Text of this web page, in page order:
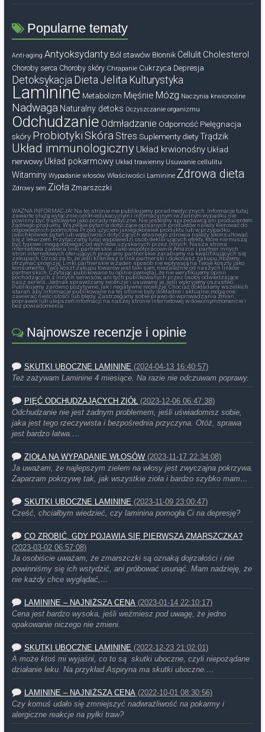
Popularne tematy
Anti-aging Antyoksydanty Ból stawów Błonnik Cellulit Cholesterol
Choroby serca Choroby skóry Chrapanie Cukrzyca Depresja
Detoksykacja Dieta Jelita Kulturystyka
Laminine Metabolizm Mięśnie Mózg Naczynia krwionośne
Nadwaga Naturalny detoks Oczyszczanie organizmu
Odchudzanie Odmładzanie Odporność Pielęgnacja
skóry Probiotyki Skóra Stres Suplementy diety Trądzik
Układ immunologiczny Układ krwionośny Układ
nerwowy Układ pokarmowy Układ trawienny Usuwanie cellulitu
Witaminy Wypadanie włosów Właściwości Laminine Zdrowa dieta
Zdrowy sen Zioła Zmarszczki
WAŻNA INFORMACJA! Na tej stronie nie publikujemy porad medycznych. Informacje tutaj
zawarte służą wyłącznie celom edukacyjnym i informacyjnym iw żadnym wypadku nie
powinny być traktowane jako porady medyczne. Nie jesteśmy sprzedawcą ani producentem
żadnego produktu. Wszelkie pytania dotyczące opisanych produktów należy kierować do
odpowiednich podmiotów. Przed użyciem jakiegokolwiek produktu lub w przypadku
jakichkolwiek pytań lub wątpliwości dotyczących własnego zdrowia należy skonsultować
się z lekarzem. Przytaczamy tutaj wypowiedzi osób deklarujących efekty, które nie muszą
być typowe i mogą odbiegać od wyników uzyskanych przez innych. Nasza strona
internetowa zawiera linki partnerskie. Jako współpracownik Amazon i partner innych
stron internetowych oferujących programy partnerskie zarabiamy na kwalifikujących się
zakupach. Oznacza to, że jeśli klikniesz w link partnerski i dokonasz zakupu, możemy
otrzymać prowizję. Linki partnerskie w żaden sposób nie wpływają na Twoje koszty jako
konsumenta. Twój koszt zakupu towarów jest taki sam, niezależnie od naszych linków
partnerskich. Czytając publikowane tu opinie pamiętaj, że nie weryfikujemy opinii
pochodzących z innych serwisów, ani tych publikowanych przez osoby odwiedzające
nasz serwis. Jednak sprawdzamy recenzje i usuwamy je, jeśli wykryjemy oszustwo.
Publikujemy zarówno pozytywne, jak i negatywne recenzje. Chociaż dokładamy wszelkich
starań, aby informacje publikowane na tej stronie były dokładne i aktualne, mogą one
zawierać nieścisłości lub błędy. Zastrzegamy sobie prawo do wprowadzania zmian,
poprawek lub ulepszeń informacji na naszej stronie internetowej w dowolnym momencie i
bez powiadomienia.
Najnowsze recenzje i opinie
SKUTKI UBOCZNE LAMININE (2024-04-13 16:40:57)
Też zażywam Laminine 4 miesiące. Na razie nie odczuwam poprawy.
PIĘĆ ODCHUDZAJĄCYCH ZIÓŁ (2023-12-06 06:47:38)
Odchudzanie nie jest żadnym problemem, jeśli uświadomisz sobie,
jaka jest tego rzeczywista i bezpośrednia przyczyna. Otóż, sprawa
jest bardzo łatwa.…
ZIOŁA NA WYPADANIE WŁOSÓW (2023-11-17 22:34:08)
Ja uważam, że najlepszym zielem na włosy jest zwyczajna pokrzywa.
Zaparzam pokrzywę tak, jak wszystkie zioła i bardzo szybko mam…
SKUTKI UBOCZNE LAMININE (2023-11-09 23:00:47)
Cześć, chciałbym wiedzieć, czy laminina pomogła Ci na depresję?
CO ZROBIĆ, GDY POJAWIA SIĘ PIERWSZA ZMARSZCZKA?
(2023-03-02 06:57:08)
Ja osobiście uważam, że zmarszczki są oznaką dojrzałości i nie
powinniśmy się ich wstydzić, ani próbować usunąć. Mam nadzieję, że
nie każdy chce wyglądać,…
LAMININE – NAJNIŻSZA CENA (2023-01-14 22:10:17)
Cena jest bardzo wysoka, jeśli weźmiesz pod uwagę, że jedno
opakowanie niczego nie zmieni.
SKUTKI UBOCZNE LAMININE (2022-12-23 21:02:01)
A może ktoś mi wyjaśni, co to są skutki uboczne, czyli niepożądane
działanie leku. Na przykład Aspiryna ma skutki uboczne.…
LAMININE – NAJNIŻSZA CENA (2022-10-01 08:30:56)
Czy komuś udało się zmniejszyć nadwrażliwość na pokarmy i
alergiczne reakcje na pyłki traw?